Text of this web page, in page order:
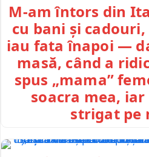
M-am întors din
cu bani și
iau fata înapoi —
masă, când a
spus „mama”
soacra mea,
strigat pe